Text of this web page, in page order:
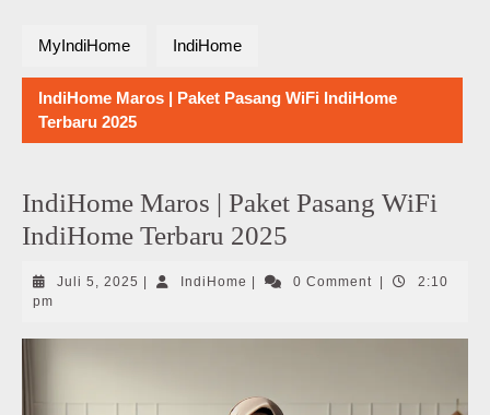
MyIndiHome IndiHome
IndiHome Maros | Paket Pasang WiFi IndiHome
Terbaru 2025
IndiHome Maros | Paket Pasang WiFi
IndiHome Terbaru 2025
Juli 5, 2025 Juli
IndiHome IndiHome0 Comment
2:10
pm